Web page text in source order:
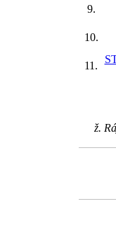
9.
10.
11.
ž.